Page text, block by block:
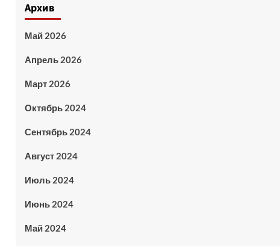
Архив
Май 2026
Апрель 2026
Март 2026
Октябрь 2024
Сентябрь 2024
Август 2024
Июль 2024
Июнь 2024
Май 2024